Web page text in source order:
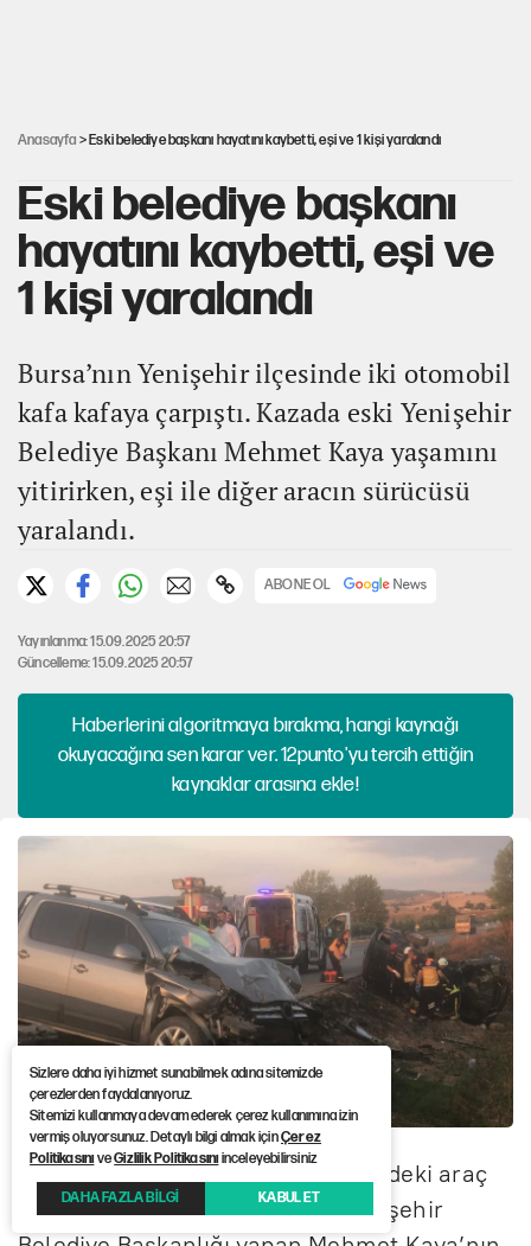
Anasayfa > Eski belediye başkanı hayatını kaybetti, eşi ve 1 kişi yaralandı
Eski belediye başkanı
hayatını kaybetti, eşi ve
1 kişi yaralandı
Bursa’nın Yenişehir ilçesinde iki otomobil
kafa kafaya çarpıştı. Kazada eski Yenişehir
Belediye Başkanı Mehmet Kaya yaşamını
yitirirken, eşi ile diğer aracın sürücüsü
yaralandı.
ABONE OL
Yayınlanma: 15.09.2025 20:57
Güncelleme: 15.09.2025 20:57
Haberlerini algoritmaya bırakma, hangi kaynağı
okuyacağına sen karar ver. 12punto'yu tercih ettiğin
kaynaklar arasına ekle!
Edinilen bilgiye göre, O.Y. idaresindeki araç
ile 1999-2001 yılları arasında Yenişehir
Sizlere daha iyi hizmet sunabilmek adına sitemizde
çerezlerden faydalanıyoruz.
Sitemizi kullanmaya devam ederek çerez kullanımına izin
vermiş oluyorsunuz. Detaylı bilgi almak içinÇerez
PolitikasınıveGizlilik Politikasınıinceleyebilirsiniz
DAHA FAZLA BİLGİ KABUL ET